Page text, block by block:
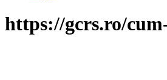
https://gcrs.ro/